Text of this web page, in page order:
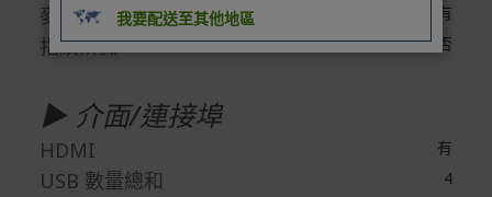
麥克風 有
指紋辨識 否
▶ 介面/連接埠
HDMI 有
USB 數量總和 4
我要配送至其他地區